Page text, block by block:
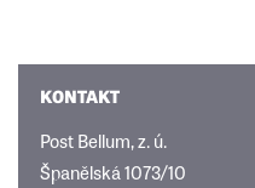
KONTAKT
Post Bellum, z. ú.
Španělská 1073/10